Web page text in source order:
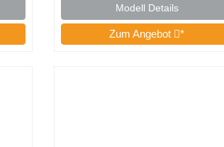
Universell einsetzbar
Modell Details
Zum Angebot *